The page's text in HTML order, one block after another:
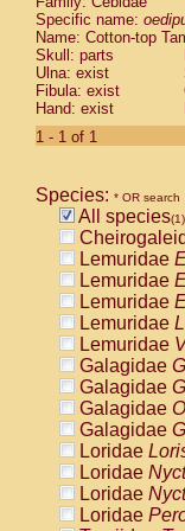
Cebidae
Cebidae
Cebidae
Cebidae
Cebidae
Cebidae
Cebidae
Cebidae
Cebidae
Cebidae
Cebidae
Cebidae
Atelidae
Atelidae
Atelidae
Atelidae
Atelidae
Atelidae
Atelidae
Atelidae
Atelidae
Atelidae
Pitheciidae
Specific name:
Name: Cotton-top
Skull: parts
Ulna: exist
Fibula: exist
Hand: exist
1 - 1 of 1
Species: * OR search
All species(1)
Lemuridae
Lemuridae
Lemuridae
Lemuridae
Lemuridae
Galagidae
Galagidae
Galagidae
Galagidae
Loridae
Loridae
Loridae
Loridae